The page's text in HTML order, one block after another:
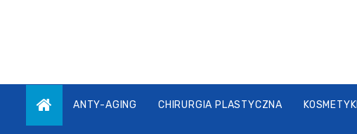
ANTY-AGING CHIRURGIA PLASTYCZNA KOSMETYKI